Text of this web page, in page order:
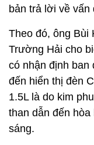
bản trả lời về vấn
Theo đó, ông Bùi
Trường Hải cho
có nhận định ban
đến hiển thị đèn
1.5L là do kim
than dẫn đến
sáng.